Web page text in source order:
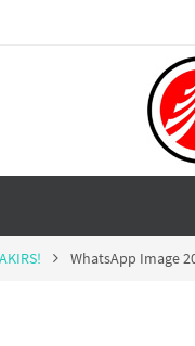
WhatsApp Image